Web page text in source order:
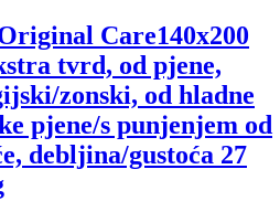
Care140x200
tvrd, od pjene,
zonski, od hladne
pjene/s punjenjem od
debljina/gustoća 27